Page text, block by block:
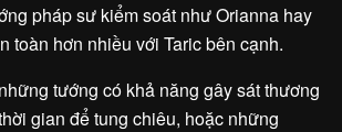
pháp sư kiểm soát như Orianna hay
toàn hơn nhiều với Taric bên cạnh.
tướng có khả năng gây sát thương
gian để tung chiêu, hoặc những